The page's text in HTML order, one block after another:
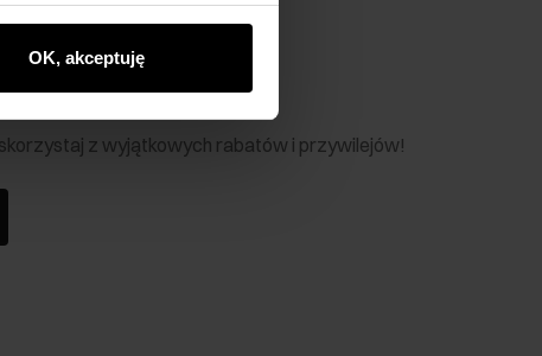
OK, akceptuję
skorzystaj z wyjątkowych rabatów i przywilejów!